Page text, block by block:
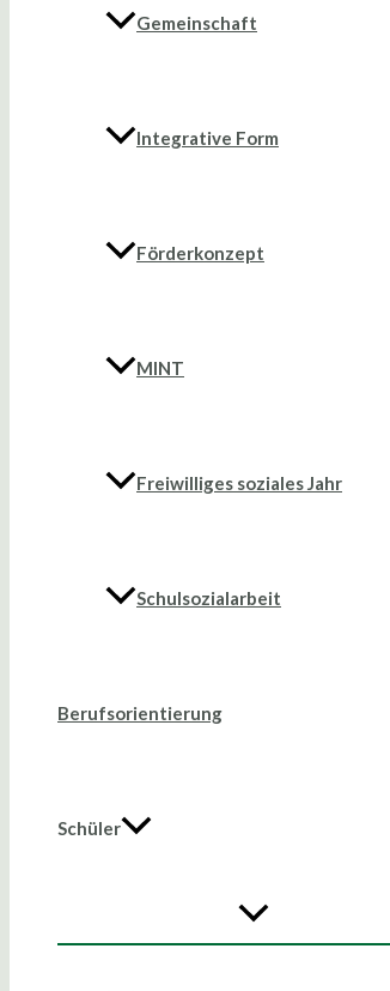
Gemeinschaft
Integrative Form
Förderkonzept
MINT
Freiwilliges soziales Jahr
Schulsozialarbeit
Berufsorientierung
Schüler